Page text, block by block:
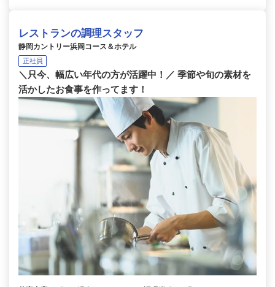
レストランの調理スタッフ
静岡カントリー浜岡コース＆ホテル
正社員
＼只今、幅広い年代の方が活躍中！／ 季節や旬の素材を
活かしたお食事を作ってます！